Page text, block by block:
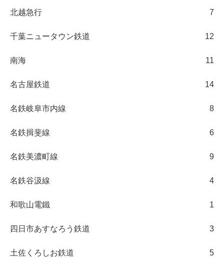
北越急行 7
千葉ニュータウン鉄道 12
南海 11
名古屋鉄道 14
名鉄岐阜市内線 8
名鉄揖斐線 6
名鉄美濃町線 9
名鉄谷汲線 4
和歌山電鐵 1
四日市あすなろう鉄道 3
土佐くろしお鉄道 5